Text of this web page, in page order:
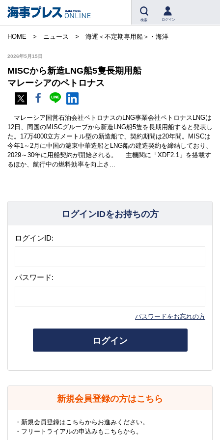
検索 ログイン
HOME ニュース 海運＜不定期専用船＞・海洋
2026年5月15日
MISCから新造LNG船5隻長期用船
マレーシアのペトロナス
マレーシア国営石油会社ペトロナスのLNG事業会社ペトロナスLNGは
12日、同国のMISCグループから新造LNG船5隻を長期用船すると発表し
た。17万4000立方メートル型の新造船で、契約期間は20年間。MISCは
今年1～2月に中国の滬東中華造船とLNG船の建造契約を締結しており、
2029～30年に用船契約が開始される。 主機関に「XDF2.1」を搭載す
るほか、航行中の燃料効率を向上さ...
ログインIDをお持ちの方
ログインID:
パスワード:
パスワードをお忘れの方
ログイン
新規会員登録の方はこちら
・新規会員登録はこちらからお進みください。
・フリートライアルの申込みもこちらから。